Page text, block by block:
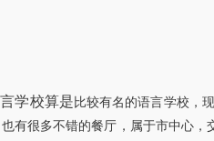
学校算是比较有名的语言学校，
很多不错的餐厅，属于市中心，